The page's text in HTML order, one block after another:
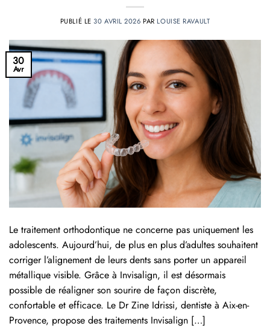
PUBLIÉ LE30 AVRIL 2026 PAR LOUISE RAVAULT
30
Avr
Le traitement orthodontique ne concerne pas uniquement les
adolescents. Aujourd’hui, de plus en plus d’adultes souhaitent
corriger l’alignement de leurs dents sans porter un appareil
métallique visible. Grâce à Invisalign, il est désormais
possible de réaligner son sourire de façon discrète,
confortable et efficace. Le Dr Zine Idrissi, dentiste à Aix-en-
Provence, propose des traitements Invisalign […]